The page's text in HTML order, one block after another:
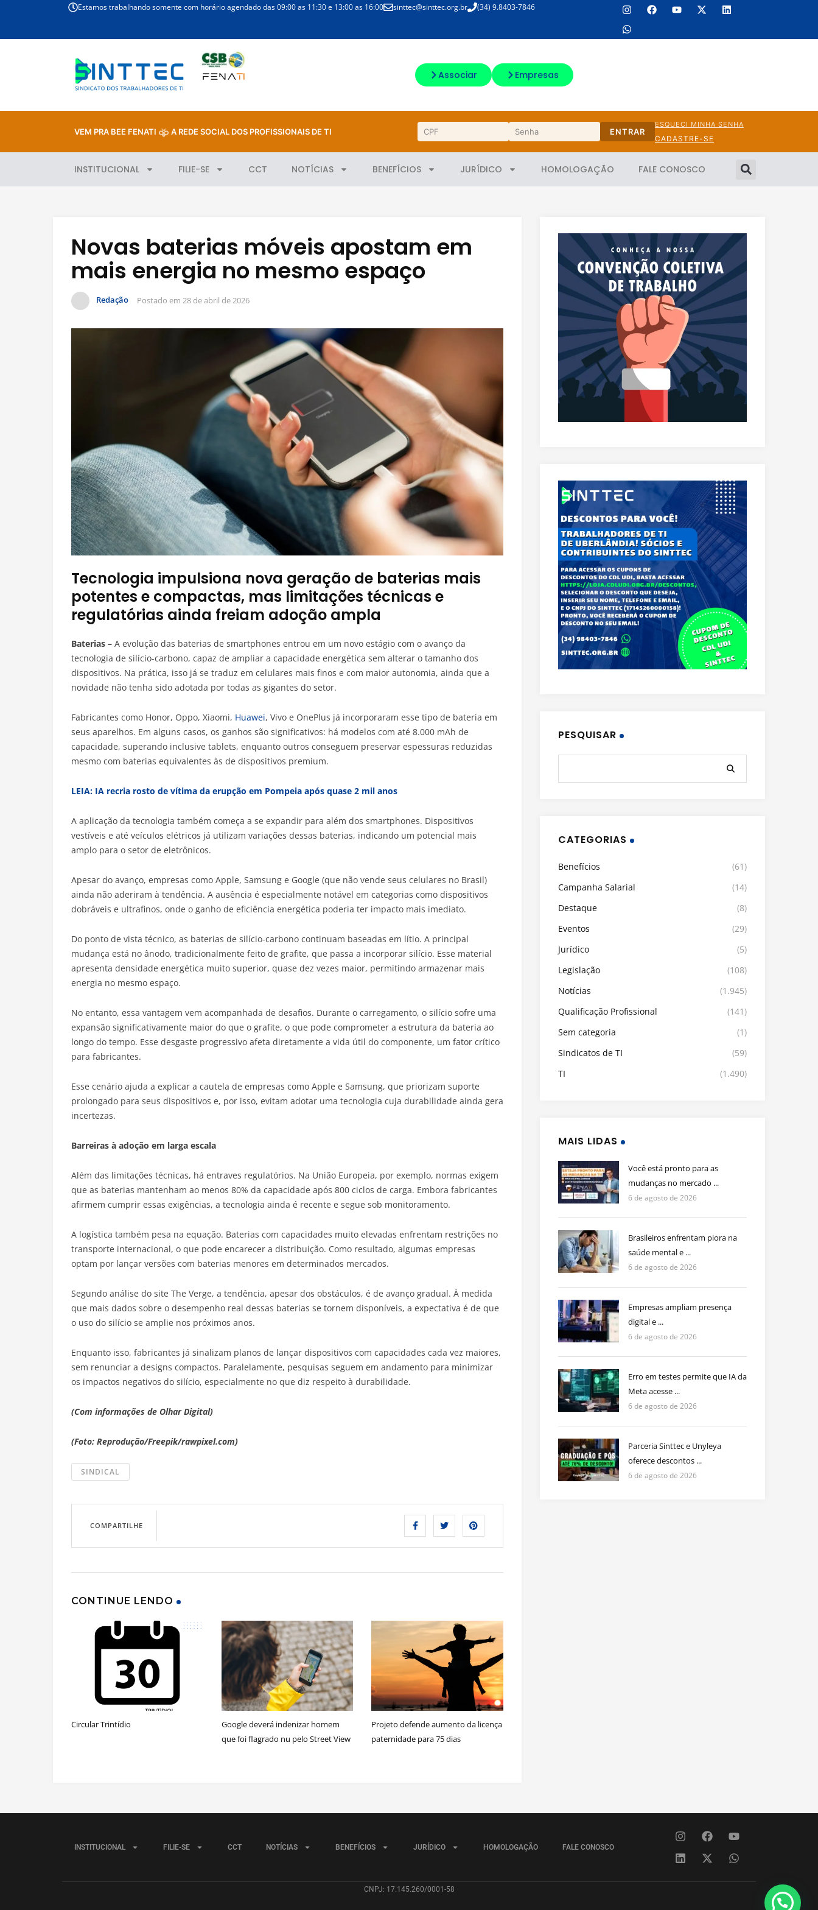
Estamos trabalhando somente com horário agendado das 09:00 as 11:30 e 13:00 as 16:00 sinttec@sinttec.org.br (34) 9.8403-7846
Associar Empresas
VEM PRA BEE FENATI A REDE SOCIAL DOS PROFISSIONAIS DE TI ENTRAR
ESQUECI MINHA SENHA
CADASTRE-SE
INSTITUCIONAL FILIE-SE CCT NOTÍCIAS BENEFÍCIOS JURÍDICO HOMOLOGAÇÃO FALE CONOSCO
Novas baterias móveis apostam em
mais energia no mesmo espaço
Redação Postado em 28 de abril de 2026
Tecnologia impulsiona nova geração de baterias mais
potentes e compactas, mas limitações técnicas e
regulatórias ainda freiam adoção ampla
Baterias – A evolução das baterias de smartphones entrou em um novo estágio com o avanço da
tecnologia de silício-carbono, capaz de ampliar a capacidade energética sem alterar o tamanho dos
dispositivos. Na prática, isso já se traduz em celulares mais finos e com maior autonomia, ainda que a
novidade não tenha sido adotada por todas as gigantes do setor.
Fabricantes como Honor, Oppo, Xiaomi, Huawei, Vivo e OnePlus já incorporaram esse tipo de bateria em
seus aparelhos. Em alguns casos, os ganhos são significativos: há modelos com até 8.000 mAh de
capacidade, superando inclusive tablets, enquanto outros conseguem preservar espessuras reduzidas
mesmo com baterias equivalentes às de dispositivos premium.
LEIA: IA recria rosto de vítima da erupção em Pompeia após quase 2 mil anos
A aplicação da tecnologia também começa a se expandir para além dos smartphones. Dispositivos
vestíveis e até veículos elétricos já utilizam variações dessas baterias, indicando um potencial mais
amplo para o setor de eletrônicos.
Apesar do avanço, empresas como Apple, Samsung e Google (que não vende seus celulares no Brasil)
ainda não aderiram à tendência. A ausência é especialmente notável em categorias como dispositivos
dobráveis e ultrafinos, onde o ganho de eficiência energética poderia ter impacto mais imediato.
Do ponto de vista técnico, as baterias de silício-carbono continuam baseadas em lítio. A principal
mudança está no ânodo, tradicionalmente feito de grafite, que passa a incorporar silício. Esse material
apresenta densidade energética muito superior, quase dez vezes maior, permitindo armazenar mais
energia no mesmo espaço.
No entanto, essa vantagem vem acompanhada de desafios. Durante o carregamento, o silício sofre uma
expansão significativamente maior do que o grafite, o que pode comprometer a estrutura da bateria ao
longo do tempo. Esse desgaste progressivo afeta diretamente a vida útil do componente, um fator crítico
para fabricantes.
Esse cenário ajuda a explicar a cautela de empresas como Apple e Samsung, que priorizam suporte
prolongado para seus dispositivos e, por isso, evitam adotar uma tecnologia cuja durabilidade ainda gera
incertezas.
Barreiras à adoção em larga escala
Além das limitações técnicas, há entraves regulatórios. Na União Europeia, por exemplo, normas exigem
que as baterias mantenham ao menos 80% da capacidade após 800 ciclos de carga. Embora fabricantes
afirmem cumprir essas exigências, a tecnologia ainda é recente e segue sob monitoramento.
A logística também pesa na equação. Baterias com capacidades muito elevadas enfrentam restrições no
transporte internacional, o que pode encarecer a distribuição. Como resultado, algumas empresas
optam por lançar versões com baterias menores em determinados mercados.
Segundo análise do site The Verge, a tendência, apesar dos obstáculos, é de avanço gradual. À medida
que mais dados sobre o desempenho real dessas baterias se tornem disponíveis, a expectativa é de que
o uso do silício se amplie nos próximos anos.
Enquanto isso, fabricantes já sinalizam planos de lançar dispositivos com capacidades cada vez maiores,
sem renunciar a designs compactos. Paralelamente, pesquisas seguem em andamento para minimizar
os impactos negativos do silício, especialmente no que diz respeito à durabilidade.
(Com informações de Olhar Digital)
(Foto: Reprodução/Freepik/rawpixel.com)
SINDICAL
COMPARTILHE
CONTINUE LENDO
Circular Trintídio
Google deverá indenizar homem
que foi flagrado nu pelo Street View
Projeto defende aumento da licença
paternidade para 75 dias
PESQUISAR
CATEGORIAS
Benefícios
(61)
Campanha Salarial
(14)
Destaque
(8)
Eventos
(29)
Jurídico
(5)
Legislação
(108)
Notícias
(1.945)
Qualificação Profissional
(141)
Sem categoria
(1)
Sindicatos de TI
(59)
TI
(1.490)
MAIS LIDAS
Você está pronto para as
mudanças no mercado ...
6 de agosto de 2026
Brasileiros enfrentam piora na
saúde mental e ...
6 de agosto de 2026
Empresas ampliam presença
digital e ...
6 de agosto de 2026
Erro em testes permite que IA da
Meta acesse ...
6 de agosto de 2026
Parceria Sinttec e Unyleya
oferece descontos ...
6 de agosto de 2026
INSTITUCIONAL FILIE-SE CCT NOTÍCIAS BENEFÍCIOS JURÍDICO HOMOLOGAÇÃO FALE CONOSCO
CNPJ: 17.145.260/0001-58